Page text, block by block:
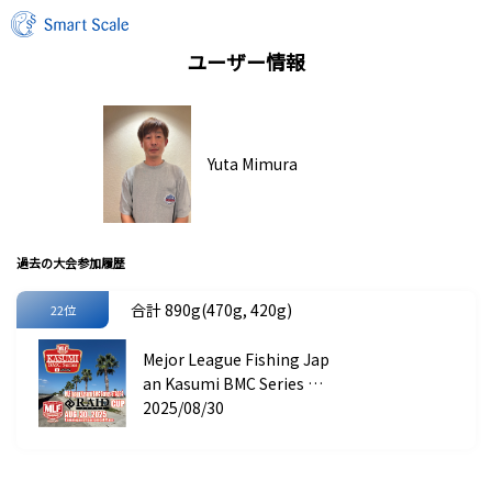
ユーザー情報
Yuta Mimura
過去の大会参加履歴
22位 合計 890g(470g, 420g)
Mejor League Fishing Jap
an Kasumi BMC Series ST
AGE 4 RAID JAPAN CUP
2025/08/30